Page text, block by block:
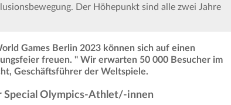
Der Höhepunkt sind alle zwei Jahre
Games Berlin 2023 können sich auf einen
freuen. " Wir erwarten 50 000 Besucher im
Geschäftsführer der Weltspiele.
Special Olympics-Athlet/-innen